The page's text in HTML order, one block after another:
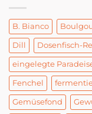
B. Bianco
Dill Dosenfisch-
eingelegte
Fenchel
Gemüsefond